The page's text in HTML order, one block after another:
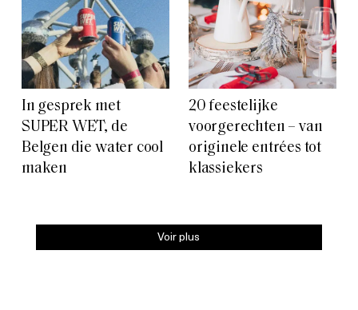
In gesprek met
SUPER WET, de
Belgen die water cool
maken
20 feestelijke
voorgerechten – van
originele entrées tot
klassiekers
Voir plus